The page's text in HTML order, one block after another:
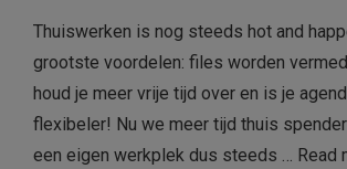
Thuiswerken is nog steeds hot and
grootste voordelen: files worden
houd je meer vrije tijd over en is je
flexibeler! Nu we meer tijd thuis
een eigen werkplek dus steeds … Read